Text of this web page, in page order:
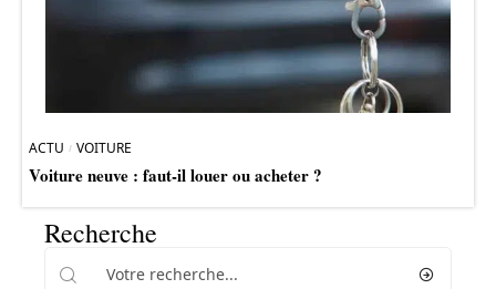
ACTU VOITURE
Voiture neuve : faut-il louer ou acheter ?
Recherche